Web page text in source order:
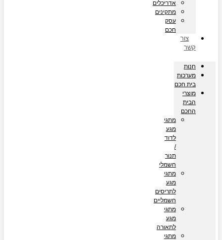
אדריכלים
מתקינים
עסק
חכם
צור
קשר
חנות
מערכות
בית חכם
מוצרי
הבית
החכם
מתגי
מגע
לדוד
/
תנור
חשמלי
מתגי
מגע
לתריסים
חשמליים
מתגי
מגע
לתאורה
מתגי